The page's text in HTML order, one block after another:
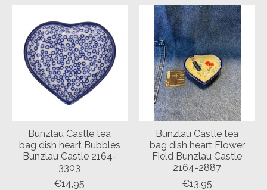
Bunzlau Castle tea
bag dish heart Bubbles
Bunzlau Castle 2164-
3303
€14,95
Bunzlau Castle tea
bag dish heart Flower
Field Bunzlau Castle
2164-2887
€13,95